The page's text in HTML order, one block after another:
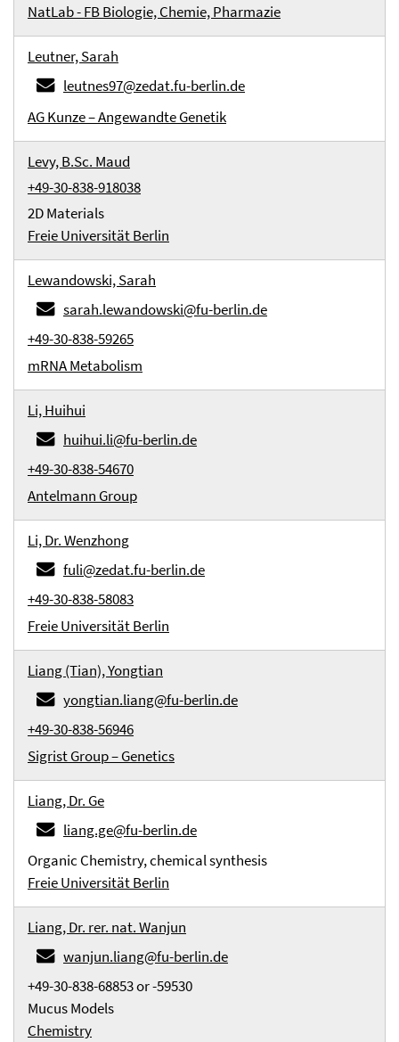
NatLab - FB Biologie, Chemie, Pharmazie
Leutner, Sarah
leutnes97@zedat.fu-berlin.de
AG Kunze – Angewandte Genetik
Levy, B.Sc. Maud
+49-30-838-918038
2D Materials
Freie Universität Berlin
Lewandowski, Sarah
sarah.lewandowski@fu-berlin.de
+49-30-838-59265
mRNA Metabolism
Li, Huihui
huihui.li@fu-berlin.de
+49-30-838-54670
Antelmann Group
Li, Dr. Wenzhong
fuli@zedat.fu-berlin.de
+49-30-838-58083
Freie Universität Berlin
Liang (Tian), Yongtian
yongtian.liang@fu-berlin.de
+49-30-838-56946
Sigrist Group – Genetics
Liang, Dr. Ge
liang.ge@fu-berlin.de
Organic Chemistry, chemical synthesis
Freie Universität Berlin
Liang, Dr. rer. nat. Wanjun
wanjun.liang@fu-berlin.de
+49-30-838-68853 or -59530
Mucus Models
Chemistry